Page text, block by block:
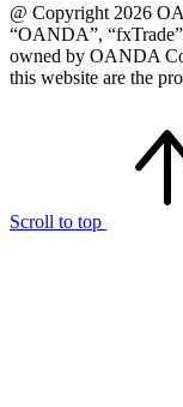
@ Copyright 2026
“OANDA”,
owned by OANDA
this website are the
Scroll to top